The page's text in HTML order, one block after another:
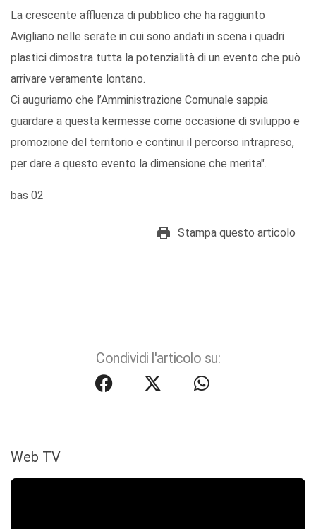
La crescente affluenza di pubblico che ha raggiunto
Avigliano nelle serate in cui sono andati in scena i quadri
plastici dimostra tutta la potenzialità di un evento che può
arrivare veramente lontano.
Ci auguriamo che l’Amministrazione Comunale sappia
guardare a questa kermesse come occasione di sviluppo e
promozione del territorio e continui il percorso intrapreso,
per dare a questo evento la dimensione che merita".
bas 02
Stampa questo articolo
Condividi l'articolo su:
Web TV